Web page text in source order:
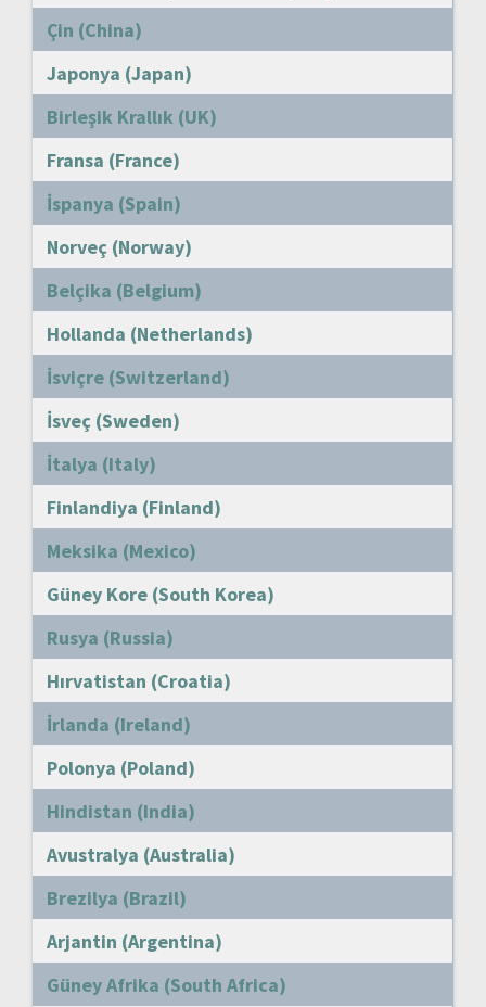
Çin (China)
Japonya (Japan)
Birleşik Krallık (UK)
Fransa (France)
İspanya (Spain)
Norveç (Norway)
Belçika (Belgium)
Hollanda (Netherlands)
İsviçre (Switzerland)
İsveç (Sweden)
İtalya (Italy)
Finlandiya (Finland)
Meksika (Mexico)
Güney Kore (South Korea)
Rusya (Russia)
Hırvatistan (Croatia)
İrlanda (Ireland)
Polonya (Poland)
Hindistan (India)
Avustralya (Australia)
Brezilya (Brazil)
Arjantin (Argentina)
Güney Afrika (South Africa)